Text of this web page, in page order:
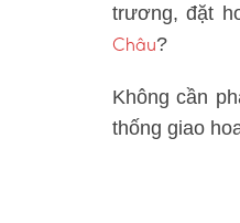
trương, đặt
Châu?
Không cần
thống giao